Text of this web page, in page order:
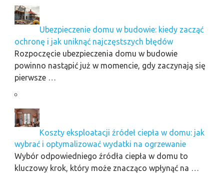
Ubezpieczenie domu w budowie: kiedy zacząć
ochronę i jak uniknąć najczęstszych błędów
Rozpoczęcie ubezpieczenia domu w budowie
powinno nastąpić już w momencie, gdy zaczynają się
pierwsze …
Koszty eksploatacji źródeł ciepła w domu: jak
wybrać i optymalizować wydatki na ogrzewanie
Wybór odpowiedniego źródła ciepła w domu to
kluczowy krok, który może znacząco wpłynąć na …